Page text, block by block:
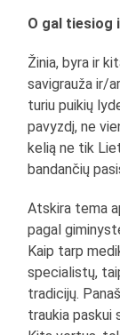
O gal tiesiog
Žinia, byra ir
savigrauža ir/
turiu puikių
pavyzdį, ne
kelią ne tik
bandančių
Atskira tema
pagal
Kaip tarp
specialistų,
tradicijų.
traukia paskui